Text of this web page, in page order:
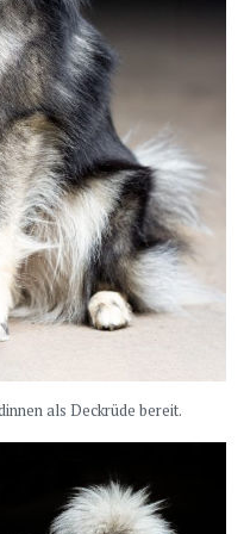
als Deckrüde bereit.